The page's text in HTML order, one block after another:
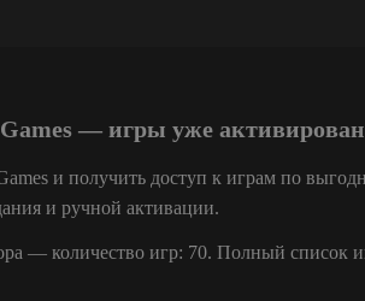
— игры уже
и получить доступ к играм по
и ручной активации.
— количество игр: 70. Полный список